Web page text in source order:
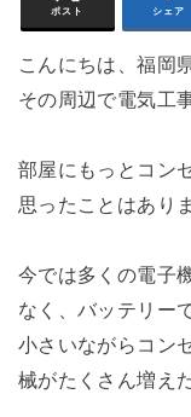
ポスト シェア
こんにちは、福岡
その周辺で電気工
部屋にもっとコン
思ったことはあり
今では多くの電子
なく、バッテリー
小さいながらコン
械がたくさん増え